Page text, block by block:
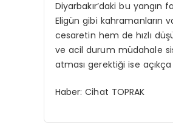
Diyarbakır’daki bu
Eligün gibi kahramanların
cesaretin hem de hızlı
ve acil durum müdahale
atması gerektiği ise
Haber: Cihat TOPRAK